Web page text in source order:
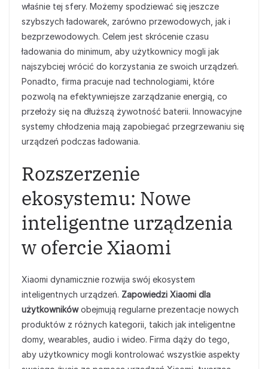
właśnie tej sfery. Możemy spodziewać się jeszcze
szybszych ładowarek, zarówno przewodowych, jak i
bezprzewodowych. Celem jest skrócenie czasu
ładowania do minimum, aby użytkownicy mogli jak
najszybciej wrócić do korzystania ze swoich urządzeń.
Ponadto, firma pracuje nad technologiami, które
pozwolą na efektywniejsze zarządzanie energią, co
przełoży się na dłuższą żywotność baterii. Innowacyjne
systemy chłodzenia mają zapobiegać przegrzewaniu się
urządzeń podczas ładowania.
Rozszerzenie
ekosystemu: Nowe
inteligentne urządzenia
w ofercie Xiaomi
Xiaomi dynamicznie rozwija swój ekosystem
inteligentnych urządzeń. Zapowiedzi Xiaomi dla
użytkownikówobejmują regularne prezentacje nowych
produktów z różnych kategorii, takich jak inteligentne
domy, wearables, audio i wideo. Firma dąży do tego,
aby użytkownicy mogli kontrolować wszystkie aspekty